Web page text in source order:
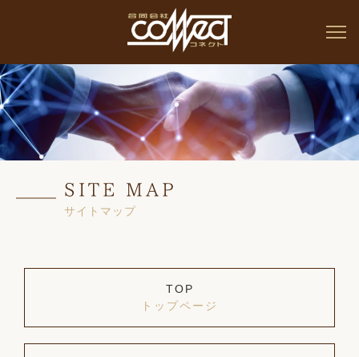
SITE MAP
サイトマップ
TOP
トップページ